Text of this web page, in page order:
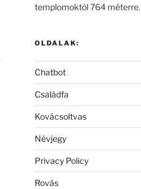
templomoktól 764 méterre.
OLDALAK:
Chatbot
Családfa
Kovácsoltvas
Névjegy
Privacy Policy
Rovás